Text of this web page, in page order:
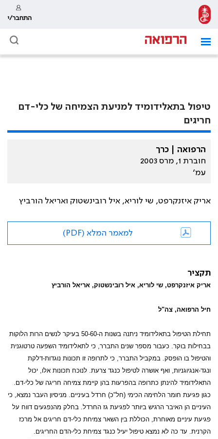
התחבר/י
טיפול בתאלידומיד למניעת הצמיחה של כלי-דם
חריגים
הרפואה | כרך
חוברת 1, מרס 2003
עמ׳
אריק איזנקרפט, שי לוריא, איל רובינשטוק ואריאל הורביץ
למאמר המלא (PDF)
תקציר
אריק איזנקרפט, שי לוריא, איל רובינשטוק, אריאל הורביץ
חיל הרפואה, צה"ל
תחילת הטיפול בתאלידומיד ניתנה בשנות ה-50-60 בעיקר לנשים הרות הלוקות
בבחילות בוקר. כעבור מספר שנים התברר, כי לתאלידומיד השפעה טרטוגנית
והטיפול בו הופסק. במקביל התברר, כי לתרופה זו תכונות נוגדות-דלקת
ונגד-אנגיוגניות, ואף אושרה לטיפול כנגד צרעת. לנוכח תכונות אלו, יכול
התאלידומיד להינתן כתרופה בהפרעות בהן קיימת צמיחה חריגה של כלי-דם.
כגון פגיעת חומר הלחימה הכימי (חל"כ) חרדל בעיניים. מניסיון העבר נמצא, כי
העיניים הן האיבר הרגיש ביותר לפגיעת גז החרדל. בחלק מהנפגעים דווח על
פגיעת עיניים מאוחרת, הכוללת בין השאר צמיחת כלי-דם חריגים אל מרכז
הקרנית. עד כה לא נמצא טיפול יעיל כנגד צמיחת כלי-הדם החריגים.